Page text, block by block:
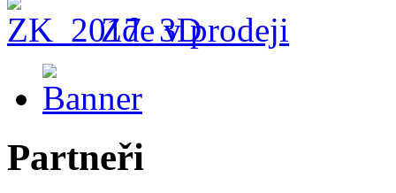
Zde v prodeji
Partneři